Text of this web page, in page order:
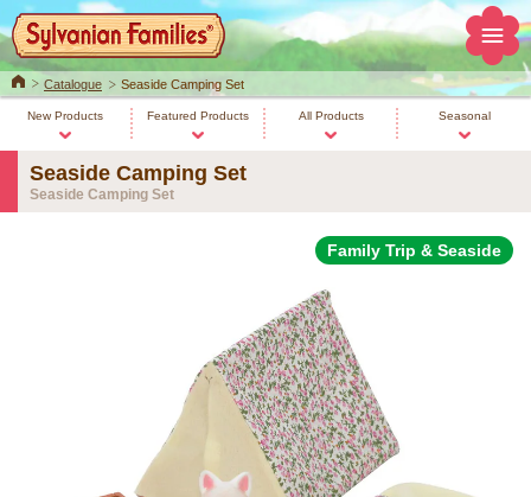
HomeCatalogue Seaside Camping Set
New Products Featured Products All Products Seasonal
Seaside Camping Set
Seaside Camping Set
Family Trip & Seaside